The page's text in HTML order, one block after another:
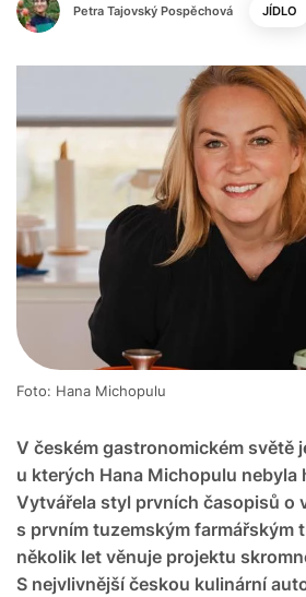
Petra Tajovský Pospěchová JÍDLO
V českém gastronomickém světě
u kterých Hana Michopulu nebyla
Vytvářela styl prvních časopisů o
s prvním tuzemským farmářským
několik let věnuje projektu
S nejvlivnější českou kulinární
Foto: Hana Michopulu